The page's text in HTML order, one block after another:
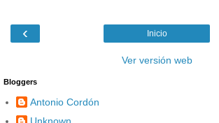
‹ Inicio
Ver versión web
Bloggers
Antonio Cordón
Unknown